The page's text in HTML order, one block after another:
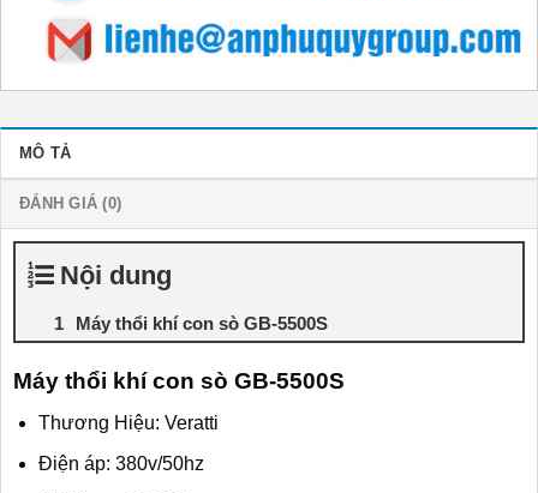
MÔ TẢ
ĐÁNH GIÁ (0)
Nội dung
Máy thổi khí con sò GB-5500S
Máy thổi khí con sò GB-5500S
Thương Hiệu: Veratti
Điện áp: 380v/50hz